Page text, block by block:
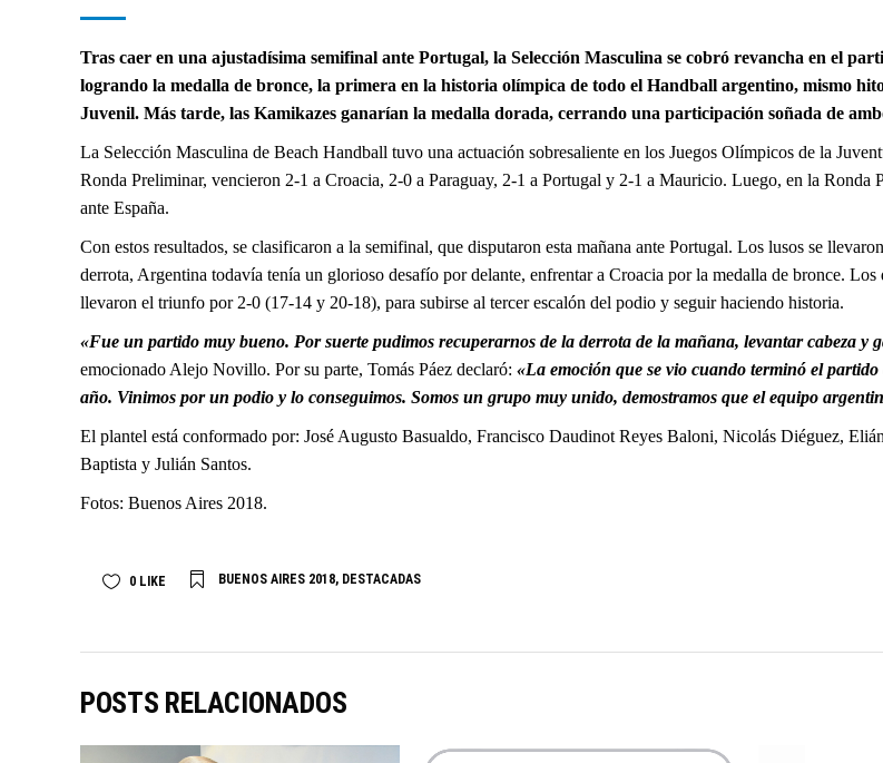
Tras caer en una ajustadísima semifinal ante Portugal, la Selección Masculina se cobró revancha en el
logrando la medalla de bronce, la primera en la historia olímpica de todo el Handball argentino, mismo
Juvenil. Más tarde, las Kamikazes ganarían la medalla dorada, cerrando una participación soñada de
La Selección Masculina de Beach Handball tuvo una actuación sobresaliente en los Juegos Olímpicos de la
Ronda Preliminar, vencieron 2-1 a Croacia, 2-0 a Paraguay, 2-1 a Portugal y 2-1 a Mauricio. Luego, en la
ante España.
Con estos resultados, se clasificaron a la semifinal, que disputaron esta mañana ante Portugal. Los lusos se
derrota, Argentina todavía tenía un glorioso desafío por delante, enfrentar a Croacia por la medalla de bronce.
llevaron el triunfo por 2-0 (17-14 y 20-18), para subirse al tercer escalón del podio y seguir haciendo historia.
«Fue un partido muy bueno. Por suerte pudimos recuperarnos de la derrota de la mañana, levantar cabeza
emocionado Alejo Novillo. Por su parte, Tomás Páez declaró: «La emoción que se vio cuando terminó el
año. Vinimos por un podio y lo conseguimos. Somos un grupo muy unido, demostramos que el equipo
El plantel está conformado por: José Augusto Basualdo, Francisco Daudinot Reyes Baloni, Nicolás Diéguez,
Baptista y Julián Santos.
Fotos: Buenos Aires 2018.
0 LIKE BUENOS AIRES 2018, DESTACADAS
POSTS RELACIONADOS